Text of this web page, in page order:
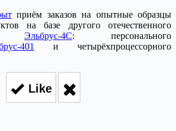
приём заказов на опытные образцы
на базе другого отечественного
Эльбрус-4С: персонального
401
и четырёхпроцессорного
Like